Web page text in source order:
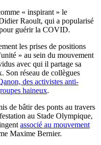
« inspirant » le
Raoult, qui a popularisé
guérir la COVID.
les prises de positions
» au sein du mouvement
avec qui il partage sa
Son réseau de collègues
des activistes anti-
haineux.
de bâtir des ponts au travers
au Stade Olympique,
associé au mouvement
Maxime Bernier.